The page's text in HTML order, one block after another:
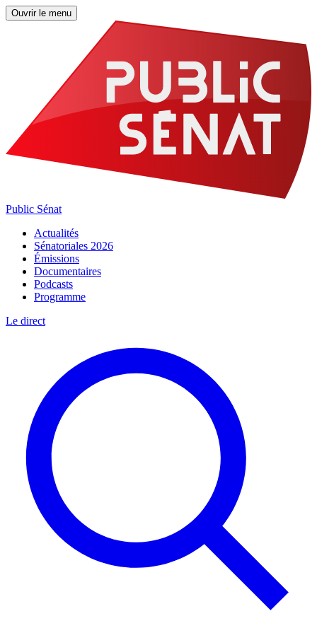
Ouvrir le menu
Public Sénat
Actualités
Sénatoriales 2026
Émissions
Documentaires
Podcasts
Programme
Le direct